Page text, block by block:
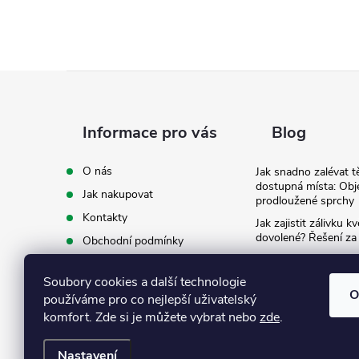
Soubory cookies a další technologie
používáme pro co nejlepší uživatelský
komfort. Zde si je můžete vybrat nebo zde.
Informace pro vás
O nás
Jak nakupovat
Kontakty
Obchodní podmínky
údajů
Ke stažení
Blog
Jak snadno zalévat
dostupná místa:
prodloužené sprchy
Jak zajistit zálivku
dovolené? Řešení
záda při zalévání